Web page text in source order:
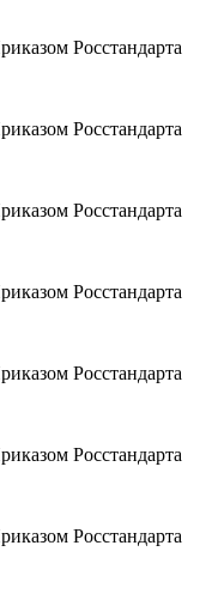
Росстандарта
Росстандарта
Росстандарта
Росстандарта
Росстандарта
Росстандарта
Росстандарта